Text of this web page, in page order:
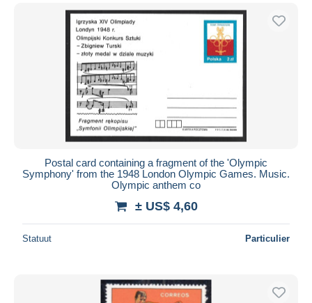
Postal card containing a fragment of the 'Olympic
Symphony' from the 1948 London Olympic Games. Music.
Olympic anthem co
± US$ 4,60
Statuut Particulier